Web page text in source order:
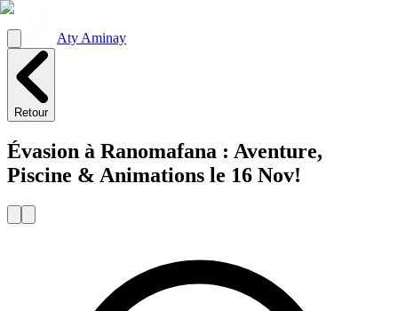
Aty Aminay
Retour
Évasion à Ranomafana : Aventure,
Piscine & Animations le 16 Nov!